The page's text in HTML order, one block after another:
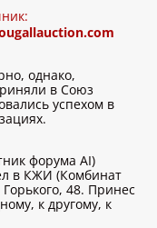
однако,
в Союз
успехом в
форума AI)
в КЖИ (Комбинат
48. Принес
к другому, к